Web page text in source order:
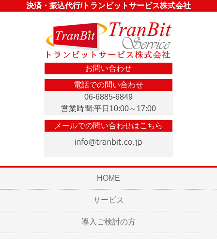
決済・振込代行/トランビットサービス株式会社
お問い合わせ
電話での問い合わせ
06-6885-6849
営業時間:平日10:00～17:00
メールでの問い合わせはこちら
HOME
サービス
導入ご検討の方